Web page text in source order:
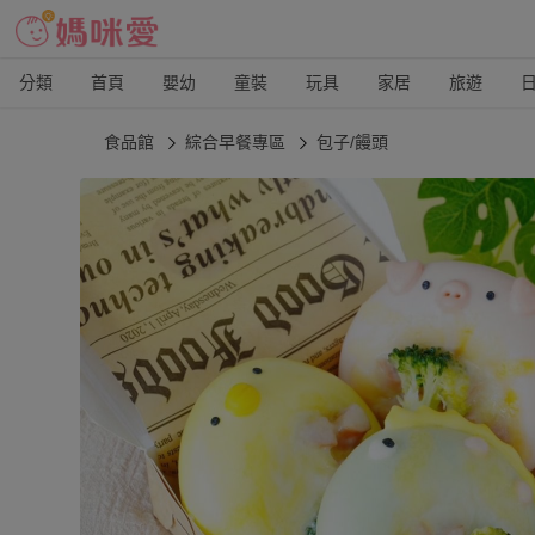
分類 首頁 嬰幼 童裝 玩具 家居 旅遊
食品館 綜合早餐專區 包子/饅頭